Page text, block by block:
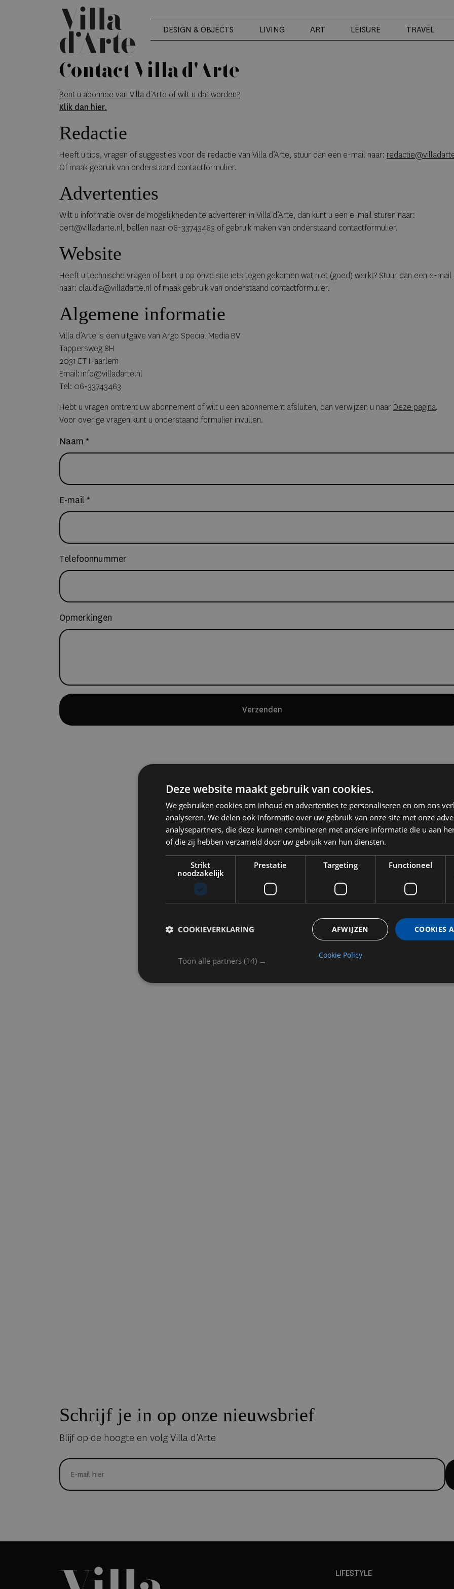
DESIGN & OBJECTS LIVING ART LEISURE TRAVEL
Contact Villa d'Arte
Bent u abonnee van Villa d’Arte of wilt u dat worden?
Klik dan hier.
Redactie
Heeft u tips, vragen of suggesties voor de redactie van Villa d’Arte, stuur dan een e-mail naar:
Of maak gebruik van onderstaand contactformulier.
Advertenties
Wilt u informatie over de mogelijkheden te adverteren in Villa d’Arte, dan kunt u een e-mail sturen naar:
bert@villadarte.nl, bellen naar 06-33743463 of gebruik maken van onderstaand contactformulier.
Website
Heeft u technische vragen of bent u op onze site iets tegen gekomen wat niet (goed) werkt? Stuur dan een e-mail
naar: claudia@villadarte.nl of maak gebruik van onderstaand contactformulier.
Algemene informatie
Villa d’Arte is een uitgave van Argo Special Media BV
Tappersweg 8H
2031 ET Haarlem
Email: info@villadarte.nl
Tel: 06-33743463
Hebt u vragen omtrent uw abonnement of wilt u een abonnement afsluiten, dan verwijzen u naar Deze pagina.
Voor overige vragen kunt u onderstaand formulier invullen.
Naam *
E-mail *
Telefoonnummer
Opmerkingen
Verzenden
Schrijf je in op onze nieuwsbrief
Blijf op de hoogte en volg Villa d’Arte
LIFESTYLE
Deze website maakt gebruik van cookies.
We gebruiken cookies om inhoud en advertenties te personaliseren en om ons
analyseren. We delen ook informatie over uw gebruik van onze site met onze
analysepartners, die deze kunnen combineren met andere informatie die u aan
of die zij hebben verzameld door uw gebruik van hun diensten.
Toon alle partners (14) →
Strikt
noodzakelijk
Prestatie Targeting Functioneel
COOKIES
AFWIJZEN
COOKIEVERKLARING
Cookie Policy